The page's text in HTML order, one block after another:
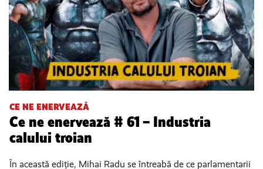
CE NE ENERVEAZĂ
Ce ne enervează # 61 – Industria
calului troian
În această ediție, Mihai Radu se întreabă de ce parlamentarii